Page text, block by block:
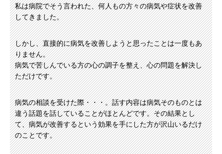
私は病院でそう言われた、何人もの方々の病気や症状を改善
してきました。
しかし、直接的に病気を改善しようと思ったことは一度もあ
りません。
病気で苦しんでいる方の心の調子を整え、心の問題を解決し
ただけです。
病気の相談を受けた際・・・。話す内容は病気そのものとは
違う話題を話していることがほとんどです。その結果とし
て、病気が改善するという効果を手にした方が沢山いるだけ
のことです。